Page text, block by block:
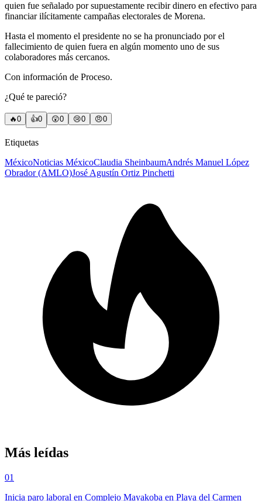
quien fue señalado por supuestamente recibir dinero en efectivo para
financiar ilícitamente campañas electorales de Morena.
Hasta el momento el presidente no se ha pronunciado por el
fallecimiento de quien fuera en algún momento uno de sus
colaboradores más cercanos.
Con información de Proceso.
¿Qué te pareció?
🔥0 👍0 😲0 😢0 😠0
Etiquetas
MéxicoNoticias MéxicoClaudia SheinbaumAndrés Manuel López
Obrador (AMLO)José Agustín Ortiz Pinchetti
Más leídas
01
Inicia paro laboral en Complejo Mayakoba en Playa del Carmen